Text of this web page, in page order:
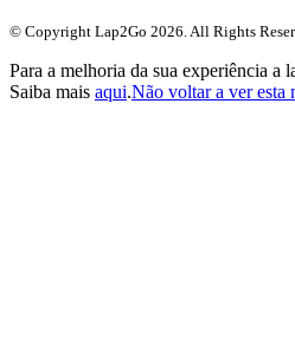
© Copyright Lap2Go 2026 . All Rights
Para a melhoria da sua experiência a
Saiba mais aqui.Não voltar a ver esta